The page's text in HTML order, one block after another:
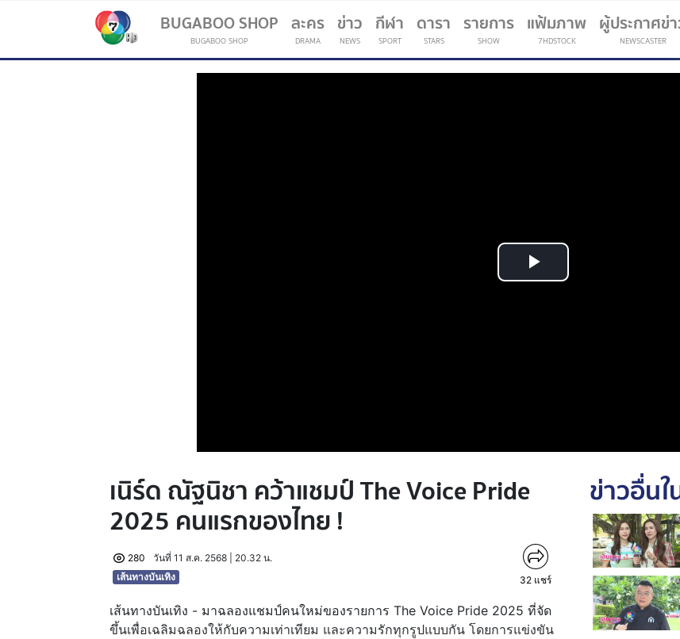
BUGABOO SHOP
BUGABOO SHOP
ละคร
DRAMA
ข่าว
NEWS
กีฬา
SPORT
(current)
ดารา
STARS
รายการ
SHOW
แฟ้มภาพ
7HDSTOCK
ผู้ประกาศข่
NEWSCASTER
Play
เนิร์ด ณัฐนิชา คว้าแชมป์ The Voice Pride
2025 คนแรกของไทย !
280
วันที่ 11 ส.ค. 2568 | 20.32 น.
เส้นทางบันเทิง
32 แชร์
เส้นทางบันเทิง - มาฉลองแชมป์คนใหม่ของรายการ The Voice Pride 2025 ที่จัด
ขึ้นเพื่อเฉลิมฉลองให้กับความเท่าเทียม และความรักทุกรูปแบบกัน โดยการแข่งขัน
ข่าวอื่น